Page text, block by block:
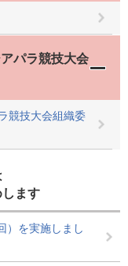
パラ競技大会
競技大会組織委
ます
）を実施しまし